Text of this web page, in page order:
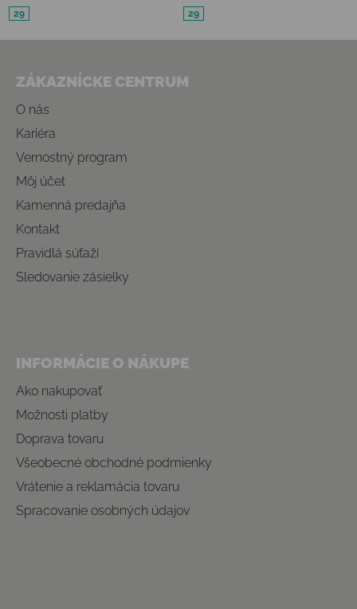
29
29
ZÁKAZNÍCKE CENTRUM
O nás
Kariéra
Vernostný program
Môj účet
Kamenná predajňa
Kontakt
Pravidlá súťaží
Sledovanie zásielky
INFORMÁCIE O NÁKUPE
Ako nakupovať
Možnosti platby
Doprava tovaru
Všeobecné obchodné podmienky
Vrátenie a reklamácia tovaru
Spracovanie osobných údajov